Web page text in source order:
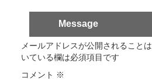
Message
メールアドレスが公開されることは
いている欄は必須項目です
コメント ※